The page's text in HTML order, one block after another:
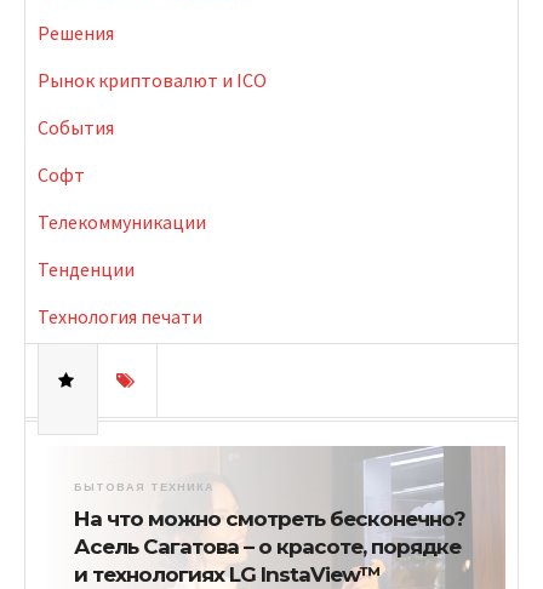
Решения
Рынок криптовалют и ICO
События
Софт
Телекоммуникации
Тенденции
Технология печати
БЫТОВАЯ ТЕХНИКА
На что можно смотреть бесконечно?
Асель Сагатова – о красоте, порядке
и технологиях LG InstaView™